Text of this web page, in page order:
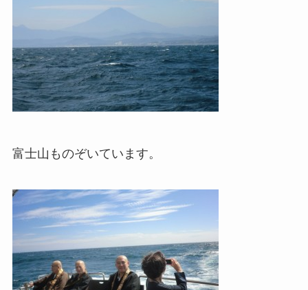
富士山ものぞいています。